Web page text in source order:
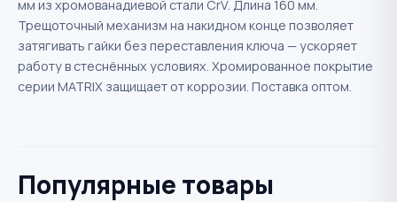
мм из хромованадиевой стали CrV. Длина 160 мм.
Трещоточный механизм на накидном конце позволяет
затягивать гайки без переставления ключа — ускоряет
работу в стеснённых условиях. Хромированное покрытие
серии MATRIX защищает от коррозии. Поставка оптом.
Популярные товары